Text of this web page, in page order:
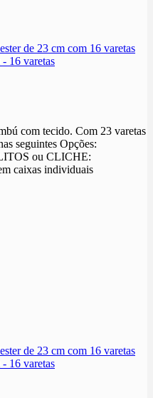
com tecido. Com 23 varetas
seguintes Opções:
ou CLICHE:
caixas individuais